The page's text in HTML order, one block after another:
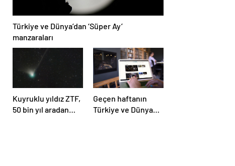
Türkiye ve Dünya’dan ‘Süper Ay’
manzaraları
Kuyruklu yıldız ZTF,
50 bin yıl aradan
Geçen haftanın
Türkiye ve Dünya